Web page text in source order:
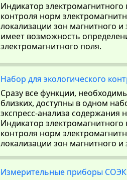
Индикатор
контроля норм
локализации зон магнитного
имеет возможность
электромагнитного поля.
Набор для экологического
Сразу все функции,
близких, доступны в одном
экспресс-анализа содержания
Индикатор
контроля норм
локализации зон магнитного и
Измерительные приборы